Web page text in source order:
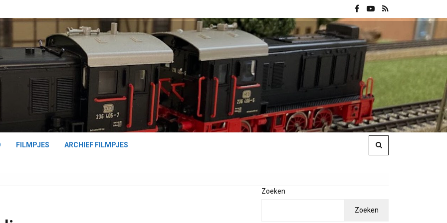
FILMPJES ARCHIEF FILMPJES
Zoeken
Zoeken